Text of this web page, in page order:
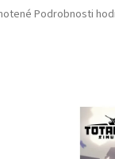
Podrobnosti